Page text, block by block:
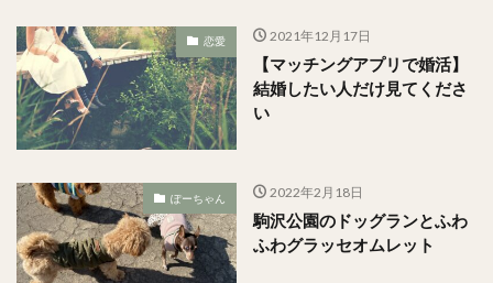
恋愛 2021年12月17日
【マッチングアプリで婚活】
結婚したい人だけ見てくださ
い
ぽーちゃん 2022年2月18日
駒沢公園のドッグランとふわ
ふわグラッセオムレット